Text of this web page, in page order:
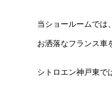
当ショールームでは
お洒落なフランス車
シトロエン神戸東で